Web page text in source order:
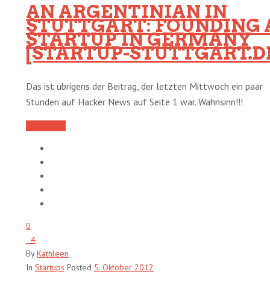
AN ARGENTINIAN IN
STUTTGART: FOUNDING
STARTUP IN GERMANY
[STARTUP-
Das ist übrigens der Beitrag, der letzten Mittwoch ein paar
Stunden auf Hacker News auf Seite 1 war. Wahnsinn!!!
0
4
ByKathleen
In Startups Posted 5. Oktober 2012